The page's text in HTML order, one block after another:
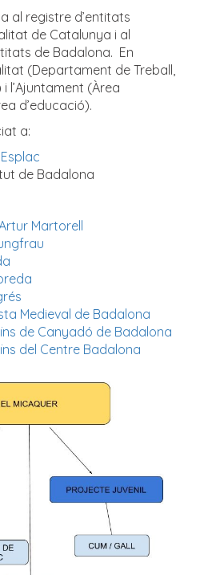
al registre d’entitats
de Catalunya i al
de Badalona. En
(Departament de Treball,
l’Ajuntament (Àrea
d’educació).
a:
de Badalona
Martorell
Medieval de Badalona
de Canyadó de Badalona
del Centre Badalona